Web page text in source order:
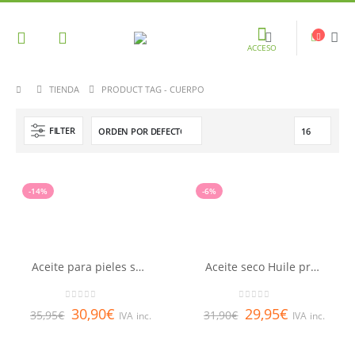
ACCESO
TIENDA PRODUCT TAG - CUERPO
FILTER
-14%
Aceite para pieles secas Huile prodigieuse® riche NUXE 100ml
35,95€ 30,90€ IVA inc.
-6%
Aceite seco Huile prodigieuse® NUXE 100ml
31,90€ 29,95€ IVA inc.